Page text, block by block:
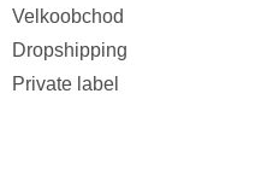
Velkoobchod
Dropshipping
Private label